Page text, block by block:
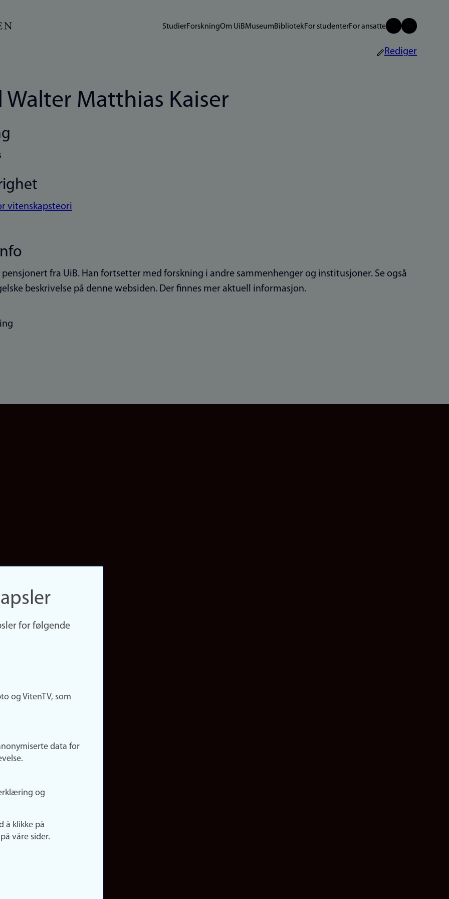
StudierForskningOm UiBMuseumBibliotekFor studenterFor ansatte
Rediger
Walter Matthias Kaiser
vitenskapsteori
pensjonert fra UiB. Han fortsetter med forskning i andre sammenhenger og institusjoner. Se også
beskrivelse på denne websiden. Der finnes mer aktuell informasjon.
for følgende
og VitenTV, som
data for
og
å klikke på
våre sider.